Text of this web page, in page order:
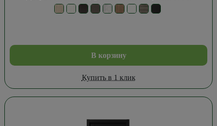
В корзину
Купить в 1 клик